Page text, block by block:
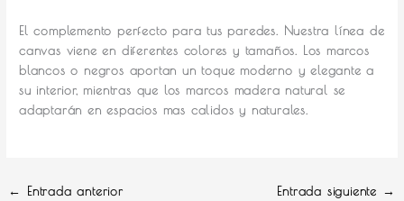
El complemento perfecto para tus paredes. Nuestra línea de
canvas viene en diferentes colores y tamaños. Los marcos
blancos o negros aportan un toque moderno y elegante a
su interior, mientras que los marcos madera natural se
adaptarán en espacios mas calidos y naturales.
← Entrada anterior Entrada siguiente →